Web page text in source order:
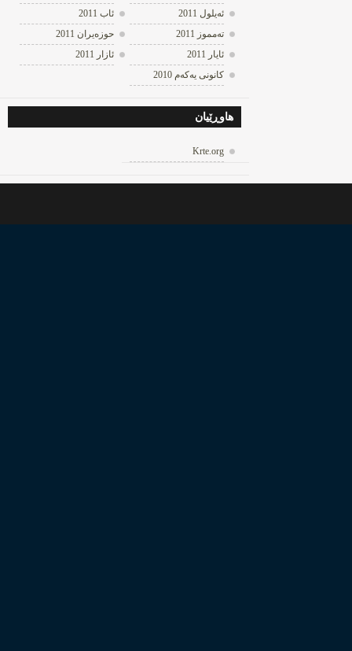
ئه‌یلول 2011
ئاب 2011
ته‌مموز 2011
حوزه‌یران 2011
ئایار 2011
ئازار 2011
كانونی یه‌كه‌م 2010
هاوڕێیان
Krte.org